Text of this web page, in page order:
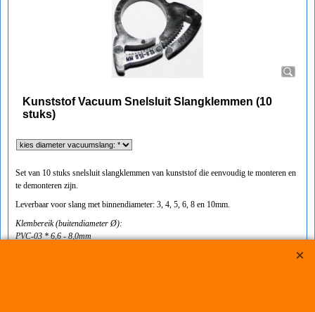
Kunststof Vacuum Snelsluit Slangklemmen (10
stuks)
Set van 10 stuks snelsluit slangklemmen van kunststof die eenvoudig te monteren en
te demonteren zijn.
Leverbaar voor slang met binnendiameter: 3, 4, 5, 6, 8 en 10mm.
Klembereik (buitendiameter Ø):
PVC-03 * 6,6 - 8,0mm